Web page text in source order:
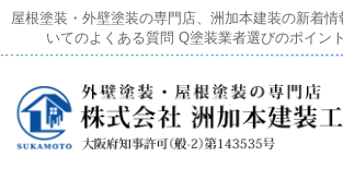
屋根塗装・外壁塗装の専門店、洲加本建装の新着
いてのよくある質問 Q塗装業者選びのポイン